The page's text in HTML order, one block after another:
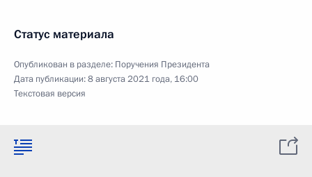
Статус материала
Опубликован в разделе: Поручения Президента
Дата публикации:8 августа 2021 года, 16:00
Текстовая версия